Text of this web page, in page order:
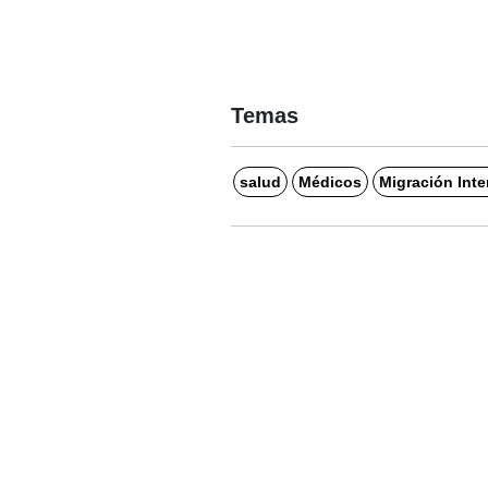
Temas
salud Médicos Migración